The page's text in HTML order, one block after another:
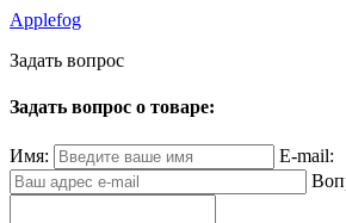
Applefog
Задать вопрос
Задать вопрос о товаре:
Имя:
E-mail: